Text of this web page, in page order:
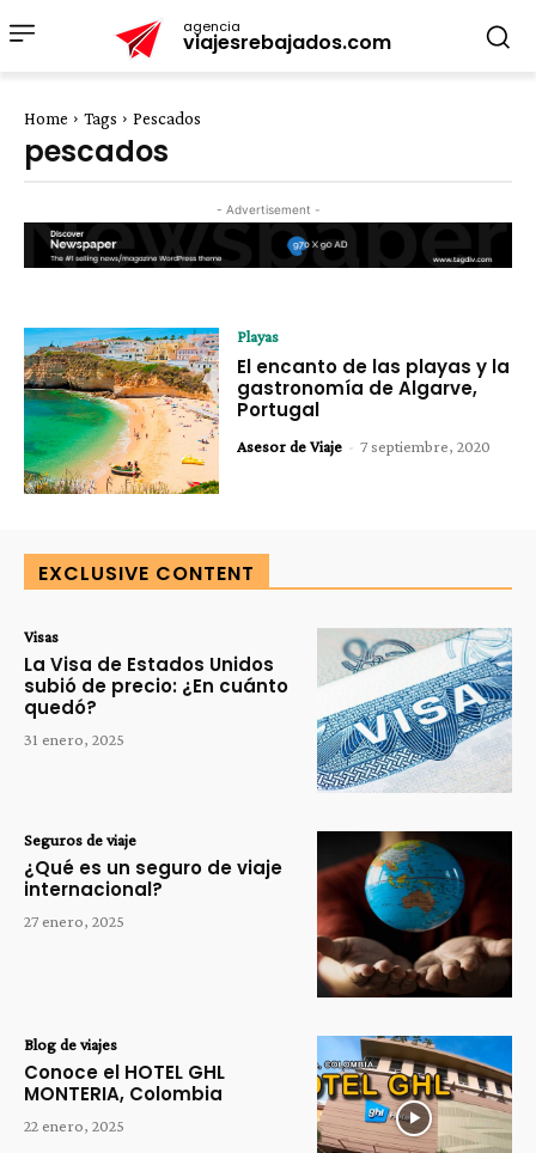
agencia
viajesrebajados.com
Home Tags Pescados
pescados
- Advertisement -
Playas
El encanto de las playas y la
gastronomía de Algarve,
Portugal
Asesor de Viaje - 7 septiembre, 2020
EXCLUSIVE CONTENT
Visas
La Visa de Estados Unidos
subió de precio: ¿En cuánto
quedó?
31 enero, 2025
Seguros de viaje
¿Qué es un seguro de viaje
internacional?
27 enero, 2025
Blog de viajes
Conoce el HOTEL GHL
MONTERIA, Colombia
22 enero, 2025